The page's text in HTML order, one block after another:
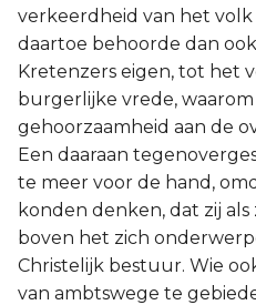
verkeerdheid van het
daartoe behoorde dan
Kretenzers eigen, tot het
burgerlijke vrede,
gehoorzaamheid aan de
Een daaraan
te meer voor de hand,
konden denken, dat zij
boven het zich
Christelijk bestuur. Wie
van ambtswege te